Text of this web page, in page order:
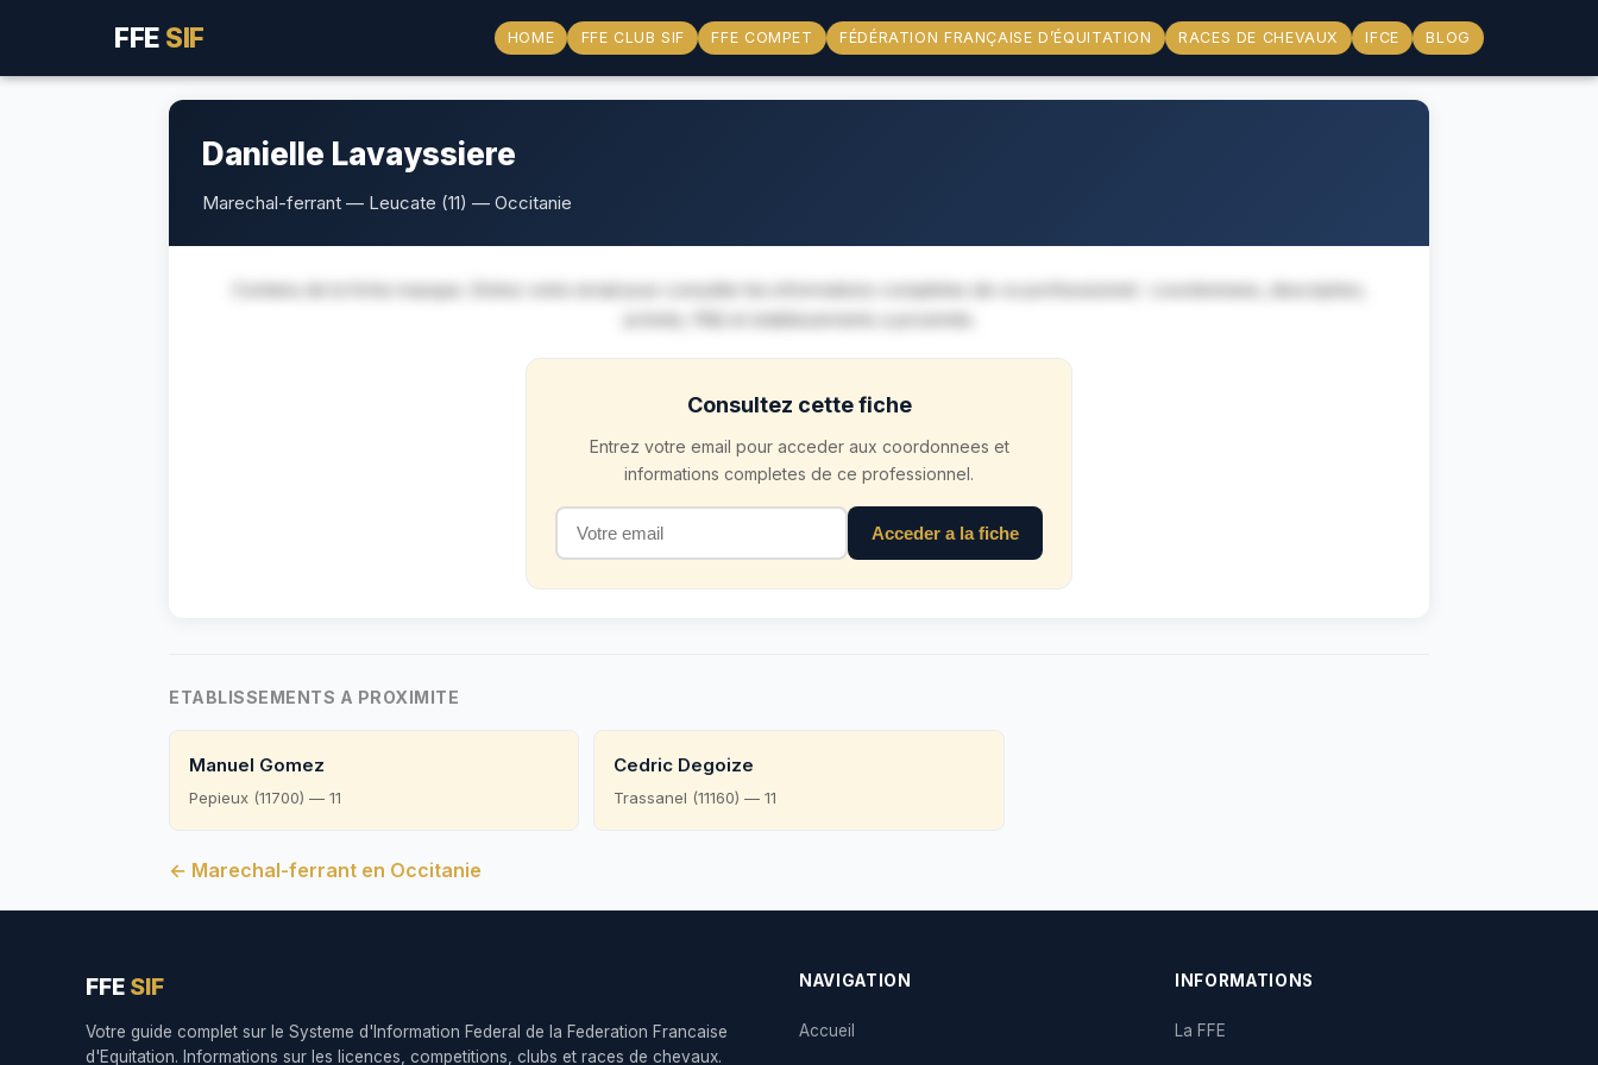
FFE SIF HOME FFE CLUB SIF FFE COMPET FÉDÉRATION FRANÇAISE D’ÉQUITATION RACES DE CHEVAUX IFCE BLOG
Danielle Lavayssiere
Marechal-ferrant — Leucate (11) — Occitanie
Contenu de la fiche masque. Entrez votre email pour consulter les informations completes de ce professionnel : coordonnees, description,
activite, FAQ et etablissements a proximite.
Consultez cette fiche
Entrez votre email pour acceder aux coordonnees et
informations completes de ce professionnel.
Acceder a la fiche
ETABLISSEMENTS A PROXIMITE
Manuel Gomez
Pepieux (11700) — 11
Cedric Degoize
Trassanel (11160) — 11
← Marechal-ferrant en Occitanie
FFE SIF
Votre guide complet sur le Systeme d'Information Federal de la Federation Francaise
d'Equitation. Informations sur les licences, competitions, clubs et races de chevaux.
NAVIGATION
Accueil
INFORMATIONS
La FFE